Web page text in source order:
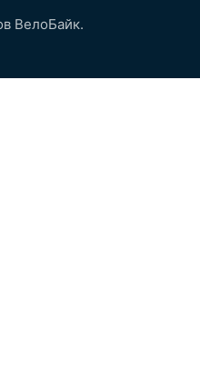
ВелоБайк.